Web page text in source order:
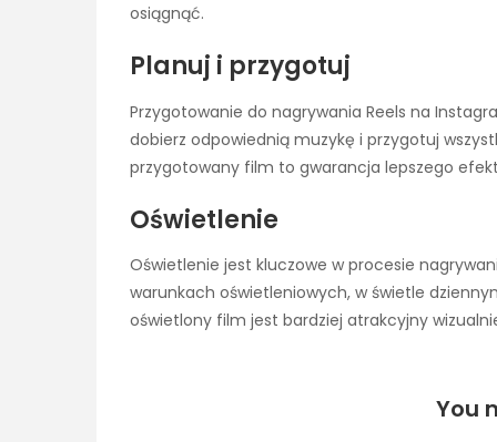
osiągnąć.
Planuj i przygotuj
Przygotowanie do nagrywania Reels na
dobierz odpowiednią muzykę i przygotuj
przygotowany film to gwarancja lepszego
Oświetlenie
Oświetlenie jest kluczowe w procesie
warunkach oświetleniowych, w świetle
oświetlony film jest bardziej atrakcyjny
You